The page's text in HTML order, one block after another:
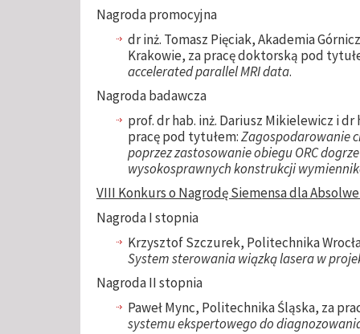
Nagroda promocyjna
dr inż. Tomasz Pięciak, Akademia
Krakowie, za pracę doktorską pod
accelerated parallel MRI data.
Nagroda badawcza
prof. dr hab. inż. Dariusz Mikielewicz i dr
pracę pod tytułem:Zagospodarowanie
poprzez zastosowanie obiegu ORC
wysokosprawnych konstrukcji
VIII Konkurs o Nagrodę Siemensa dla
Nagroda I stopnia
Krzysztof Szczurek, Politechnika
System sterowania wiązką lasera w
Nagroda II stopnia
Paweł Mync, Politechnika Śląska, za
systemu ekspertowego do